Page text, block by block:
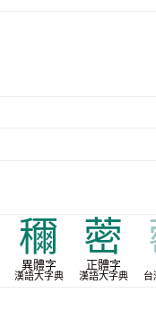
穪
異體字
漢語大字典
蔤
正體字
漢語大字典 台